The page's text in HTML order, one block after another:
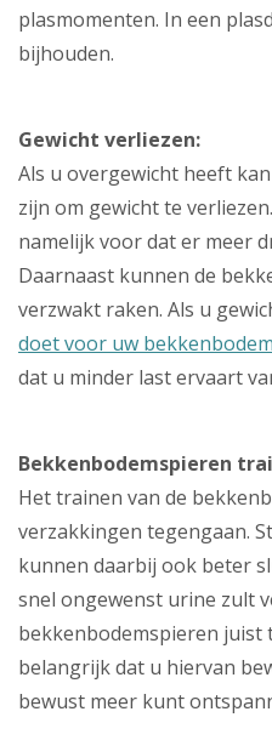
plasmomenten. In een
bijhouden.
Gewicht verliezen:
Als u overgewicht heeft
zijn om gewicht te
namelijk voor dat er meer
Daarnaast kunnen de
verzwakt raken. Als u
doet voor uw
dat u minder last ervaart
Bekkenbodemspieren
Het trainen van de
verzakkingen tegengaan.
kunnen daarbij ook beter
snel ongewenst urine zult
bekkenbodemspieren juist
belangrijk dat u hiervan
bewust meer kunt